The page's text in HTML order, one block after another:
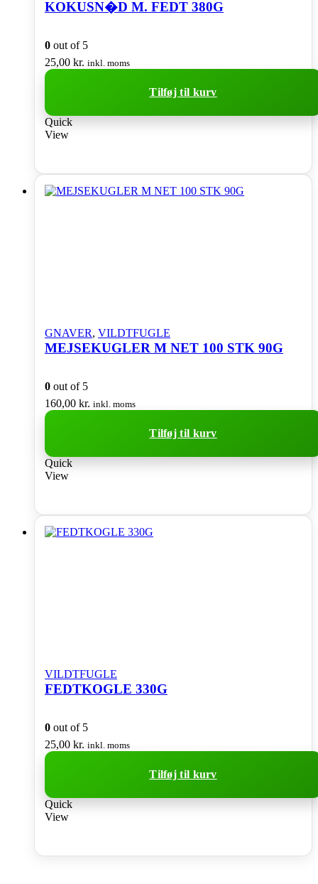
KOKUSN�D M. FEDT 380G
0 out of 5
25,00 kr. inkl. moms
Tilføj til kurv
Quick
View
GNAVER, VILDTFUGLE
MEJSEKUGLER M NET 100 STK 90G
0 out of 5
160,00 kr. inkl. moms
Tilføj til kurv
Quick
View
VILDTFUGLE
FEDTKOGLE 330G
0 out of 5
25,00 kr. inkl. moms
Tilføj til kurv
Quick
View